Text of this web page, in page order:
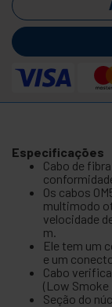
Especificações
Cabo de
Os cabos
multimodo
velocidade
m.
Ele tem um
e um
Cabo
(Low Smoke
Seção do